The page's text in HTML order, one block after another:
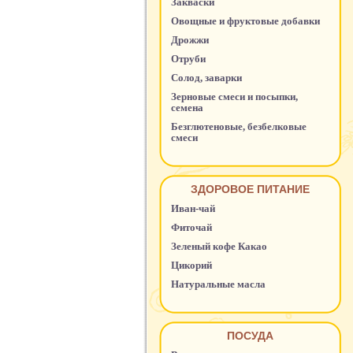
Овощные и фруктовые добавки
Дрожжи
Отруби
Солод, заварки
Зерновые смеси и посыпки,
семена
Безглютеновые, безбелковые
смеси
ЗДОРОВОЕ ПИТАНИЕ
Иван-чай
Фиточай
Зеленый кофе Какао
Цикорий
Натуральные масла
ПОСУДА